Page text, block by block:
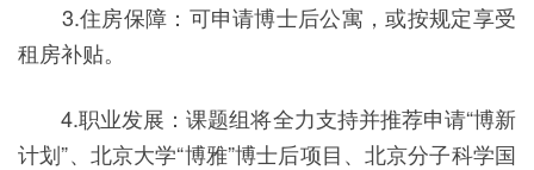
3.住房保障：可申请博士后公寓，或按规定享受
租房补贴。
4.职业发展：课题组将全力支持并推荐申请“博新
计划”、北京大学“博雅”博士后项目、北京分子科学国